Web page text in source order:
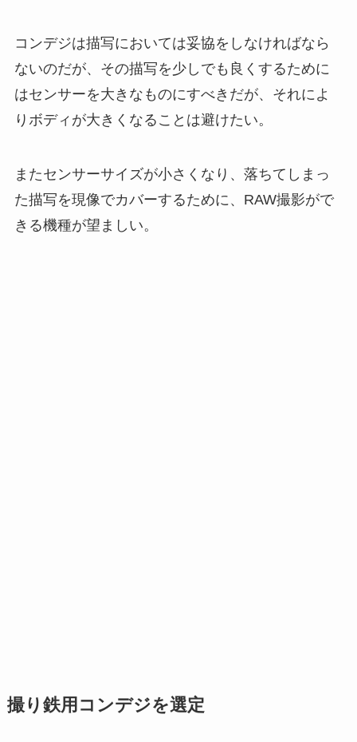
コンデジは描写においては妥協をしなければなら
ないのだが、その描写を少しでも良くするために
はセンサーを大きなものにすべきだが、それによ
りボディが大きくなることは避けたい。
またセンサーサイズが小さくなり、落ちてしまっ
た描写を現像でカバーするために、RAW撮影がで
きる機種が望ましい。
撮り鉄用コンデジを選定